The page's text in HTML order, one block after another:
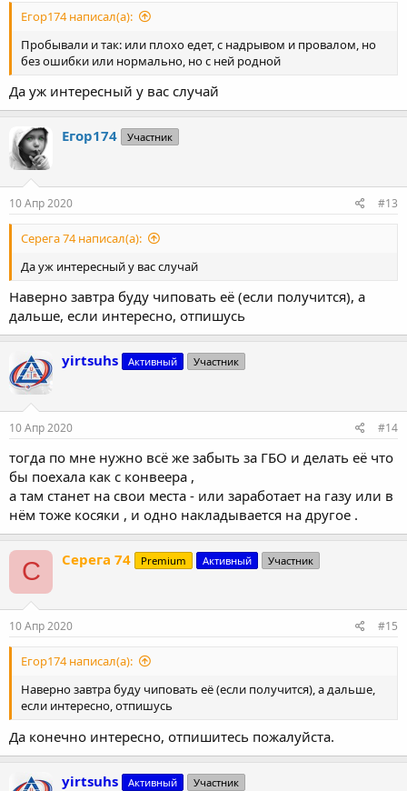
Егор174 написал(а):
Пробывали и так: или плохо едет, с надрывом и провалом, но
без ошибки или нормально, но с ней родной
Да уж интересный у вас случай
Егор174 Участник
10 Апр 2020 #13
Серега 74 написал(а):
Да уж интересный у вас случай
Наверно завтра буду чиповать её (если получится), а
дальше, если интересно, отпишусь
yirtsuhs Активный Участник
10 Апр 2020 #14
тогда по мне нужно всё же забыть за ГБО и делать её что
бы поехала как с конвеера ,
а там станет на свои места - или заработает на газу или в
нём тоже косяки , и одно накладывается на другое .
С Серега 74 Premium Активный Участник
10 Апр 2020 #15
Егор174 написал(а):
Наверно завтра буду чиповать её (если получится), а дальше,
если интересно, отпишусь
Да конечно интересно, отпишитесь пожалуйста.
yirtsuhs Активный Участник